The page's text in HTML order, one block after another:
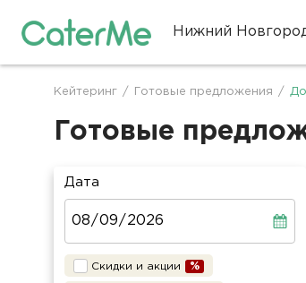
Нижний
Строка
навигации
Кейтеринг / Готовые предложения /
Готовые
Дата
Скидки и акции